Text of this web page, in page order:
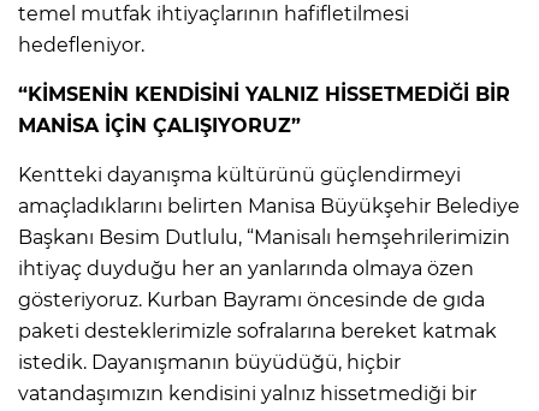
temel mutfak ihtiyaçlarının hafifletilmesi
hedefleniyor.
“KİMSENİN KENDİSİNİ YALNIZ HİSSETMEDİĞİ BİR
MANİSA İÇİN ÇALIŞIYORUZ”
Kentteki dayanışma kültürünü güçlendirmeyi
amaçladıklarını belirten Manisa Büyükşehir Belediye
Başkanı Besim Dutlulu, “Manisalı hemşehrilerimizin
ihtiyaç duyduğu her an yanlarında olmaya özen
gösteriyoruz. Kurban Bayramı öncesinde de gıda
paketi desteklerimizle sofralarına bereket katmak
istedik. Dayanışmanın büyüdüğü, hiçbir
vatandaşımızın kendisini yalnız hissetmediği bir